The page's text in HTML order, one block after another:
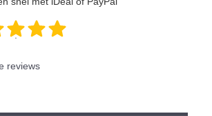
.
reviews